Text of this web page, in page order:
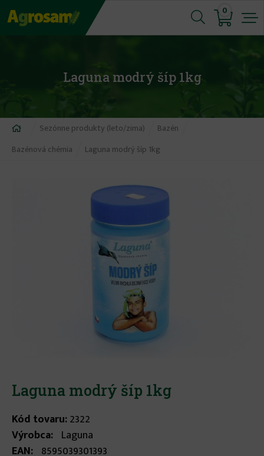
Jump
to
0
Laguna modrý šíp 1kg
Nachádzate
sa
Sezónne produkty (leto/zima)
Bazén
Bazénová chémia
Laguna modrý šíp 1kg
Laguna modrý šíp 1kg
Kód tovaru:2322
Výrobca: Laguna
EAN: 8595039301393